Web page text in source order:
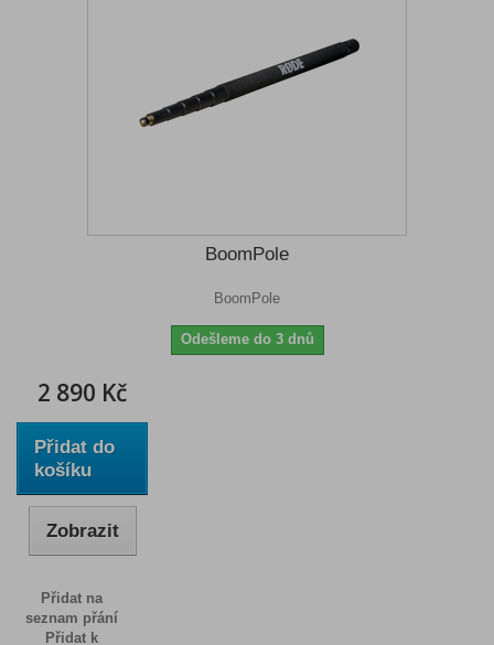
BoomPole
BoomPole
Odešleme do 3 dnů
2 890 Kč
Přidat do
košíku
Zobrazit
Přidat na
seznam přání
Přidat k